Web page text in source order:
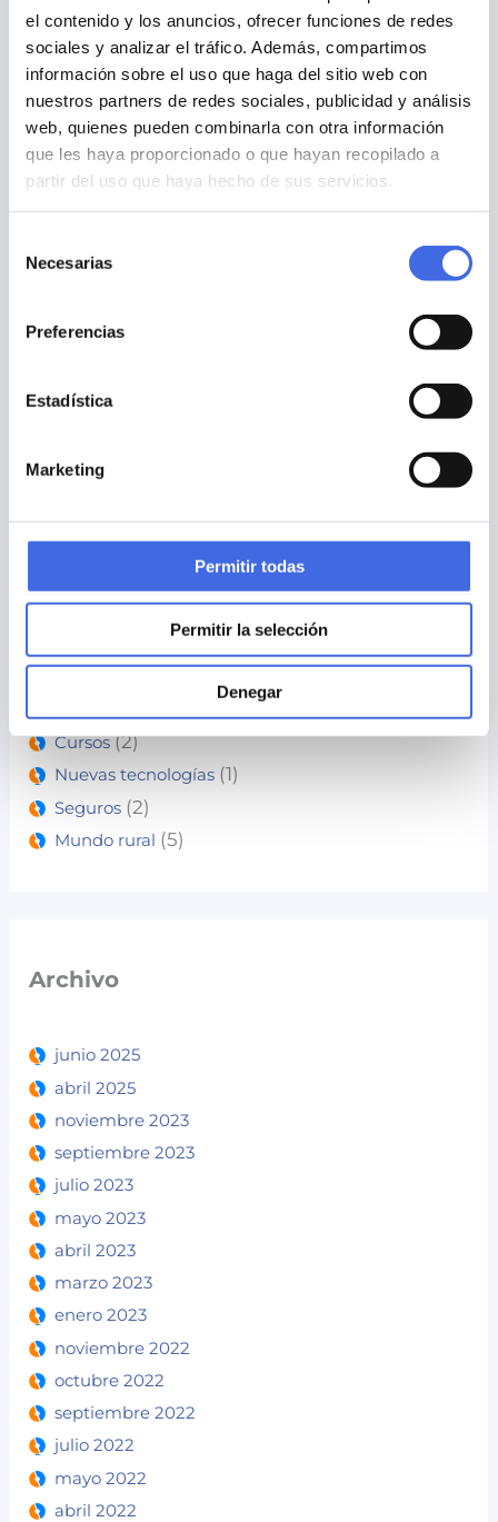
el contenido y los anuncios, ofrecer funciones de redes
sociales y analizar el tráfico. Además, compartimos
información sobre el uso que haga del sitio web con
nuestros partners de redes sociales, publicidad y análisis
web, quienes pueden combinarla con otra información
que les haya proporcionado o que hayan recopilado a
partir del uso que haya hecho de sus servicios.
Necesarias
Preferencias
Estadística
Marketing
Permitir todas
Permitir la selección
Denegar
Confederaciones hidrográficas.
Ministerio Agricultura, Pesca y Alimentación.
Noticias. Agroinformación.
Noticias. Agrónomo en el súper.
Noticias. Conocer la agricultura y la ganadería.
Visor 3D. IDEAragon.
Visor. IDEAragon.
Visor. Sede del catastro.
(11)
Cursos(2)
Nuevas tecnologías (1)
Seguros (2)
Mundo rural (5)
Archivo
junio 2025
abril 2025
noviembre 2023
septiembre 2023
julio 2023
mayo 2023
abril 2023
marzo 2023
enero 2023
noviembre 2022
octubre 2022
septiembre 2022
julio 2022
mayo 2022
abril 2022